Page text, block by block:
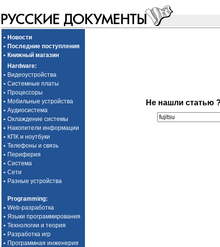
• Новости
• Последние поступления
• Книжный магазин
Hardware:
• Видеоустройства
• Системные платы
• Процессоры
• Мобильные устройства
• Аудиосистема
• Охлаждение системы
• Накопители информации
• КПК и ноутбуки
• Телефоны и связь
• Периферия
• Система
• Сети
• Разные устройства
Programming:
• Web-разработка
• Языки программирования
• Технологии и теория
• Разработка игр
• Программная инженерия
Не нашли статью